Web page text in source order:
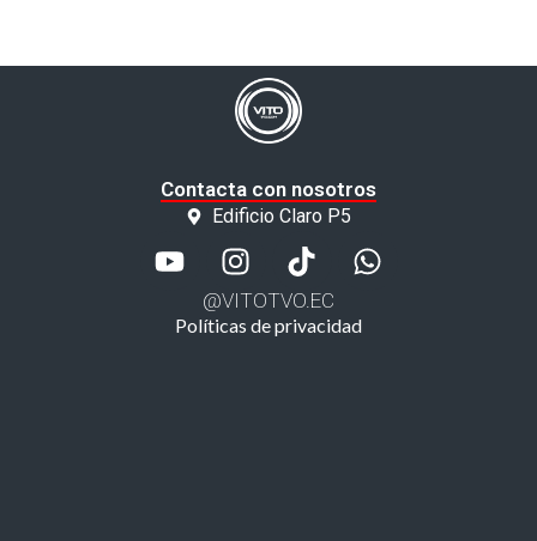
Contacta con nosotros
Edificio Claro P5
@VITOTVO.EC
Políticas de privacidad